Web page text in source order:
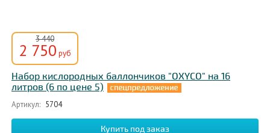
3 440
2 750 руб
Набор кислородных баллончиков "OXYCO" на 16
литров (6 по цене 5)
Артикул: 5704